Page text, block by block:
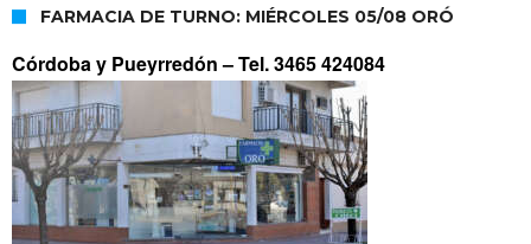
FARMACIA DE TURNO: MIÉRCOLES 05/08 ORÓ
Córdoba y Pueyrredón –Tel. 3465 424084